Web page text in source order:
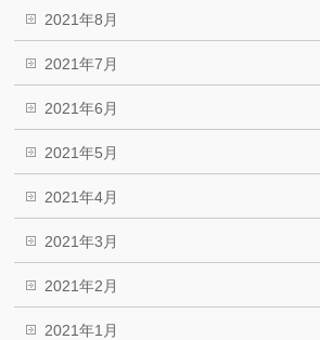
2021年8月
2021年7月
2021年6月
2021年5月
2021年4月
2021年3月
2021年2月
2021年1月